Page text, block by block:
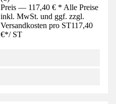
Preis — 117,40 € * Alle Preise
inkl. MwSt. und ggf. zzgl.
Versandkosten pro ST117,40
€*/ ST